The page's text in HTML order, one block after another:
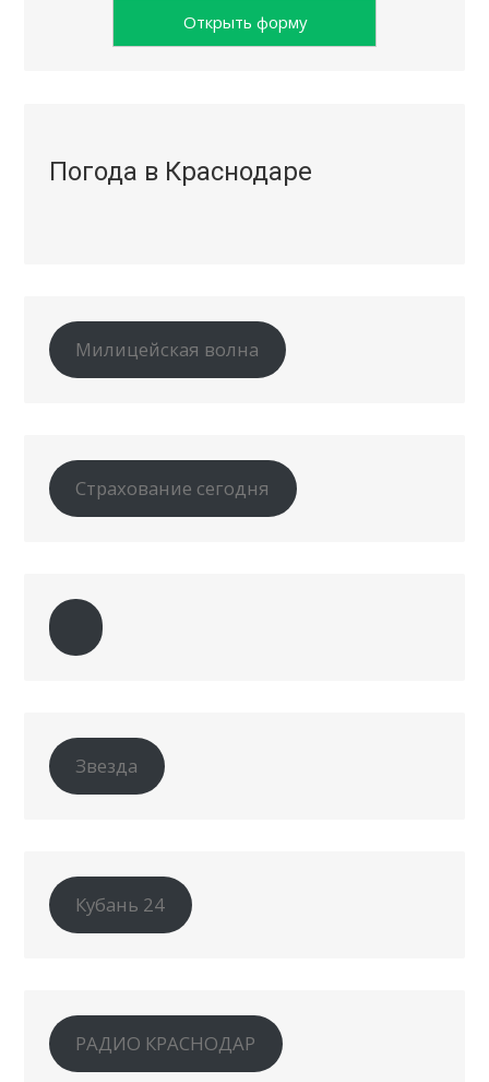
Открыть форму
Погода в Краснодаре
Милицейская волна
Страхование сегодня
Звезда
Кубань 24
РАДИО КРАСНОДАР